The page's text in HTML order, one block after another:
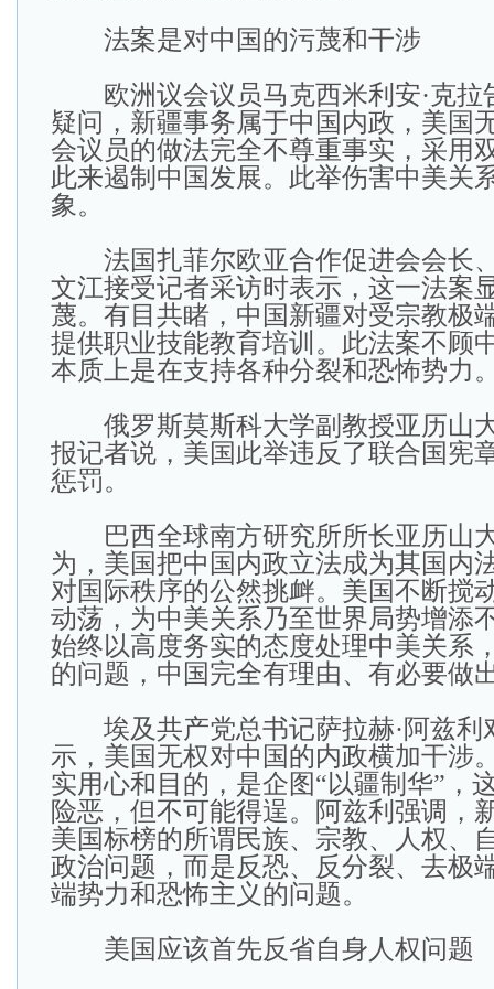
法案是对中国的污蔑和干涉
欧洲议会议员马克西米利安·克拉
疑问，新疆事务属于中国内政，美国
会议员的做法完全不尊重事实，采用
此来遏制中国发展。此举伤害中美关
象。
法国扎菲尔欧亚合作促进会会长
文江接受记者采访时表示，这一法案
蔑。有目共睹，中国新疆对受宗教极
提供职业技能教育培训。此法案不顾
本质上是在支持各种分裂和恐怖势力
俄罗斯莫斯科大学副教授亚历山大
报记者说，美国此举违反了联合国宪
惩罚。
巴西全球南方研究所所长亚历山
为，美国把中国内政立法成为其国内
对国际秩序的公然挑衅。美国不断搅
动荡，为中美关系乃至世界局势增添
始终以高度务实的态度处理中美关系
的问题，中国完全有理由、有必要做
埃及共产党总书记萨拉赫·阿兹利
示，美国无权对中国的内政横加干涉
实用心和目的，是企图“以疆制华”，
险恶，但不可能得逞。阿兹利强调，
美国标榜的所谓民族、宗教、人权、
政治问题，而是反恐、反分裂、去极
端势力和恐怖主义的问题。
美国应该首先反省自身人权问题